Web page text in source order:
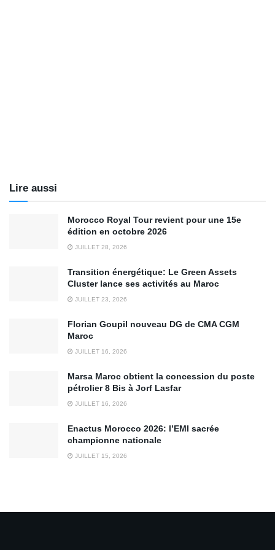
Lire aussi
Morocco Royal Tour revient pour une 15e
édition en octobre 2026
JUILLET 28, 2026
Transition énergétique: Le Green Assets
Cluster lance ses activités au Maroc
JUILLET 23, 2026
Florian Goupil nouveau DG de CMA CGM
Maroc
JUILLET 16, 2026
Marsa Maroc obtient la concession du poste
pétrolier 8 Bis à Jorf Lasfar
JUILLET 16, 2026
Enactus Morocco 2026: l’EMI sacrée
championne nationale
JUILLET 15, 2026